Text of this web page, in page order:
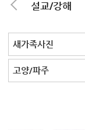
내 설교/강해
최근등록자료
자유게시판
교회소식
성도컬럼
새가족사진
새가족가이드
포토앨범
찬양쉼터
신앙도서
성경읽기퀴즈
기도부탁
새가족사진 전체
인천
김포/청라
구리남양주
부평부천
서울
시흥안산광명
용인분당
의왕수원
고양/파주